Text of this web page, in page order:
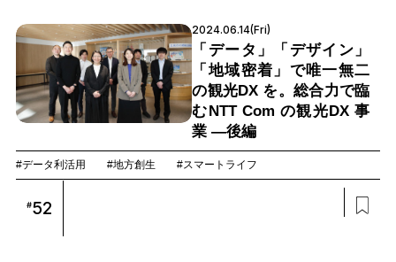
2024.06.14(Fri)
「データ」「デザイン」
「地域密着」で唯一無二
の観光DX を。総合力で臨
むNTT Com の観光DX 事
業 —後編
#データ利活用 #地方創生 #スマートライフ
#52